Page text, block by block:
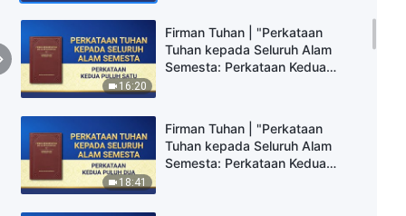
16:20
Firman Tuhan | "Perkataan
Tuhan kepada Seluruh Alam
Semesta: Perkataan Kedua
18:41
Firman Tuhan | "Perkataan
Tuhan kepada Seluruh Alam
Semesta: Perkataan Kedua